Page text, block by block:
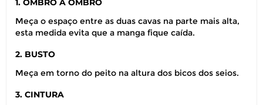
1. OMBRO A OMBRO
Meça o espaço entre as duas cavas na parte mais alta,
esta medida evita que a manga fique caída.
2. BUSTO
Meça em torno do peito na altura dos bicos dos seios.
3. CINTURA